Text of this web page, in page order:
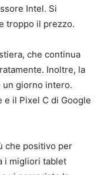
Intel. Si
troppo il prezzo.
che continua
Inoltre, la
un giorno intero.
e il Pixel C di Google
che positivo per
i migliori tablet